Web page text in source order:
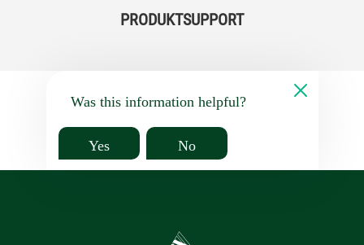
PRODUKTSUPPORT
Was this information helpful?
Yes No